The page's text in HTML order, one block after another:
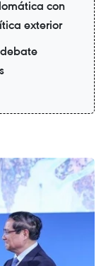
con
exterior